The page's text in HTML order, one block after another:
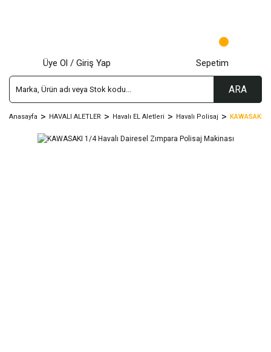
ARA
Üye Ol / Giriş Yap Sepetim
Anasayfa HAVALI ALETLER Havalı EL Aletleri Havalı Polisaj KAWASAKI